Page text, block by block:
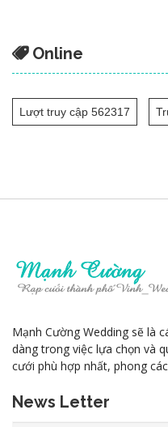
Online
Lượt truy cập 562317
Mạnh Cường Wedding sẽ là
dàng trong việc lựa chọn và
cưới phù hợp nhất, phong
News Letter